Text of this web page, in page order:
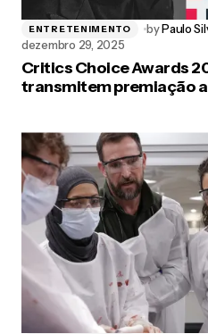
ENTRETENIMENTO byPaulo
dezembro 29, 2025
Critics Choice Awards
transmitem premiação